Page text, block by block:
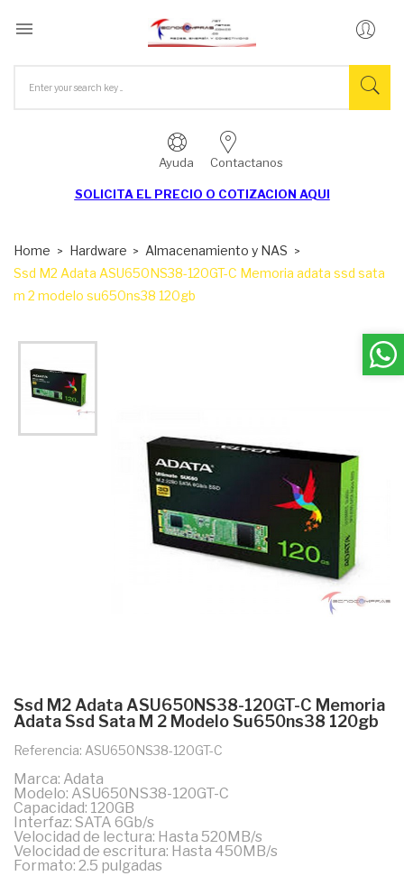

Ayuda Contactanos
SOLICITA EL PRECIO O COTIZACION AQUI
Home Hardware
Almacenamiento y NAS
Ssd M2 Adata ASU650NS38-120GT-C Memoria adata ssd sata
m 2 modelo su650ns38 120gb
Ssd M2 Adata ASU650NS38-120GT-C Memoria
Adata Ssd Sata M 2 Modelo Su650ns38 120gb
Referencia: ASU650NS38-120GT-C
Marca: Adata
Modelo: ASU650NS38-120GT-C
Capacidad: 120GB
Interfaz: SATA 6Gb/s
Velocidad de lectura: Hasta 520MB/s
Velocidad de escritura: Hasta 450MB/s
Formato: 2.5 pulgadas